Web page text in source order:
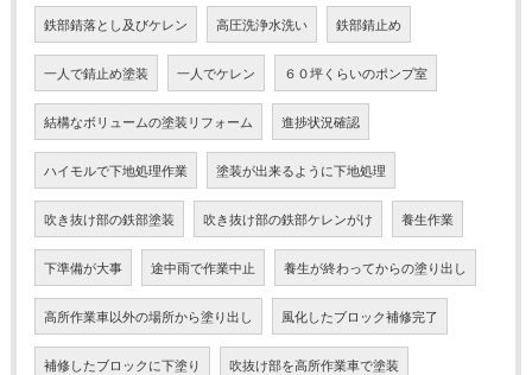
鉄部錆落とし及びケレン 高圧洗浄水洗い 鉄部錆止め
一人で錆止め塗装 一人でケレン ６０坪くらいのポンプ室
結構なボリュームの塗装リフォーム 進捗状況確認
ハイモルで下地処理作業 塗装が出来るように下地処理
吹き抜け部の鉄部塗装 吹き抜け部の鉄部ケレンがけ 養生作業
下準備が大事 途中雨で作業中止 養生が終わってからの塗り出し
高所作業車以外の場所から塗り出し 風化したブロック補修完了
補修したブロックに下塗り 吹抜け部を高所作業車で塗装